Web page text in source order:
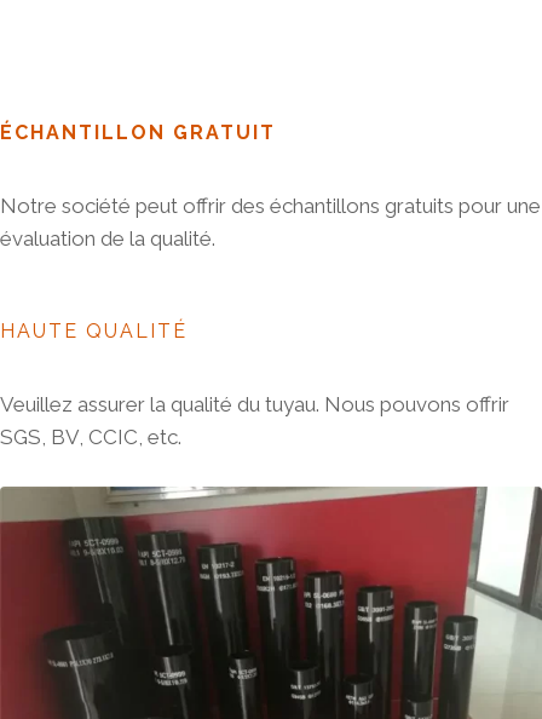
ÉCHANTILLON GRATUIT
Notre société peut offrir des échantillons gratuits pour une
évaluation de la qualité.
HAUTE QUALITÉ
Veuillez assurer la qualité du tuyau. Nous pouvons offrir
SGS, BV, CCIC, etc.